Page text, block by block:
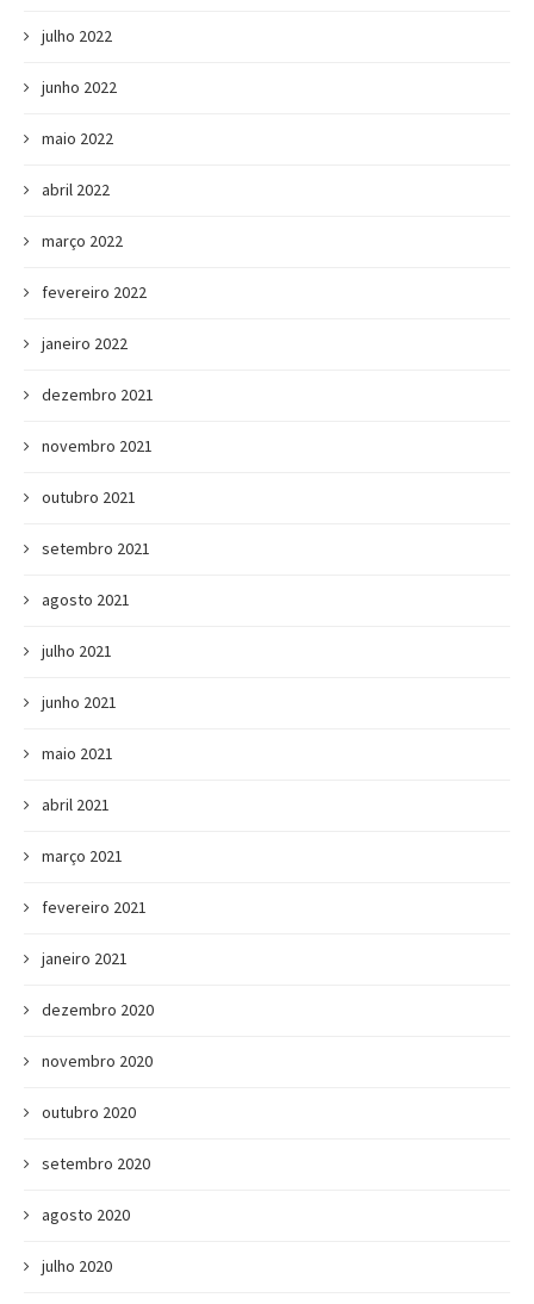
julho 2022
junho 2022
maio 2022
abril 2022
março 2022
fevereiro 2022
janeiro 2022
dezembro 2021
novembro 2021
outubro 2021
setembro 2021
agosto 2021
julho 2021
junho 2021
maio 2021
abril 2021
março 2021
fevereiro 2021
janeiro 2021
dezembro 2020
novembro 2020
outubro 2020
setembro 2020
agosto 2020
julho 2020